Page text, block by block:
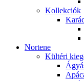
Kollekciók
Nortene
Kültéri